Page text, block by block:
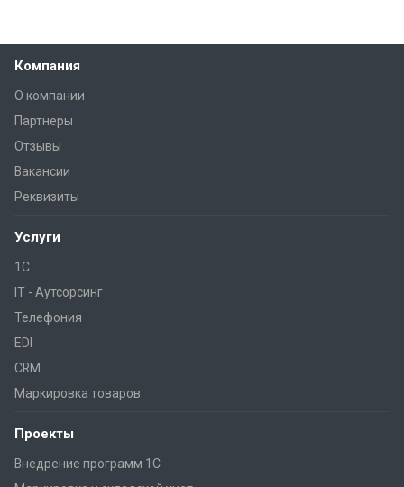
Компания
О компании
Партнеры
Отзывы
Вакансии
Реквизиты
Услуги
1С
IT - Аутсорсинг
Телефония
EDI
CRM
Маркировка товаров
Проекты
Внедрение программ 1С